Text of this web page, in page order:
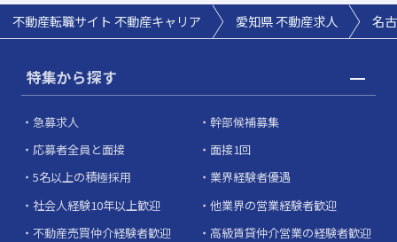
不動産転職サイト 不動産キャリア 愛知県 不動産求人 名
特集から探す
急募求人
幹部候補募集
応募者全員と面接
面接1回
5名以上の積極採用
業界経験者優遇
社会人経験10年以上歓迎
他業界の営業経験者歓迎
不動産売買仲介経験者歓迎
高級賃貸仲介営業の経験者歓迎